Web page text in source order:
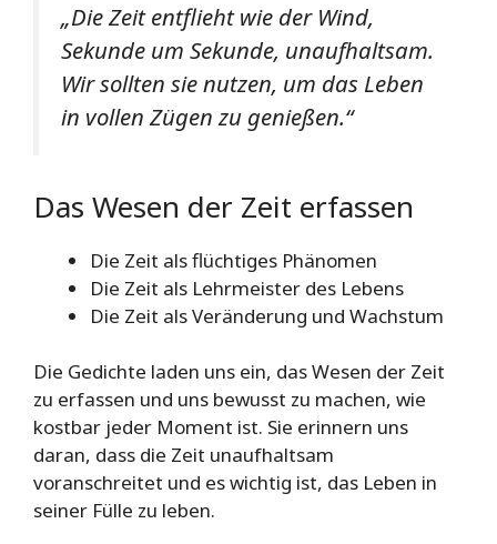
„Die Zeit entflieht wie der Wind,
Sekunde um Sekunde, unaufhaltsam.
Wir sollten sie nutzen, um das Leben
in vollen Zügen zu genießen.“
Das Wesen der Zeit erfassen
Die Zeit als flüchtiges Phänomen
Die Zeit als Lehrmeister des Lebens
Die Zeit als Veränderung und Wachstum
Die Gedichte laden uns ein, das Wesen der Zeit
zu erfassen und uns bewusst zu machen, wie
kostbar jeder Moment ist. Sie erinnern uns
daran, dass die Zeit unaufhaltsam
voranschreitet und es wichtig ist, das Leben in
seiner Fülle zu leben.